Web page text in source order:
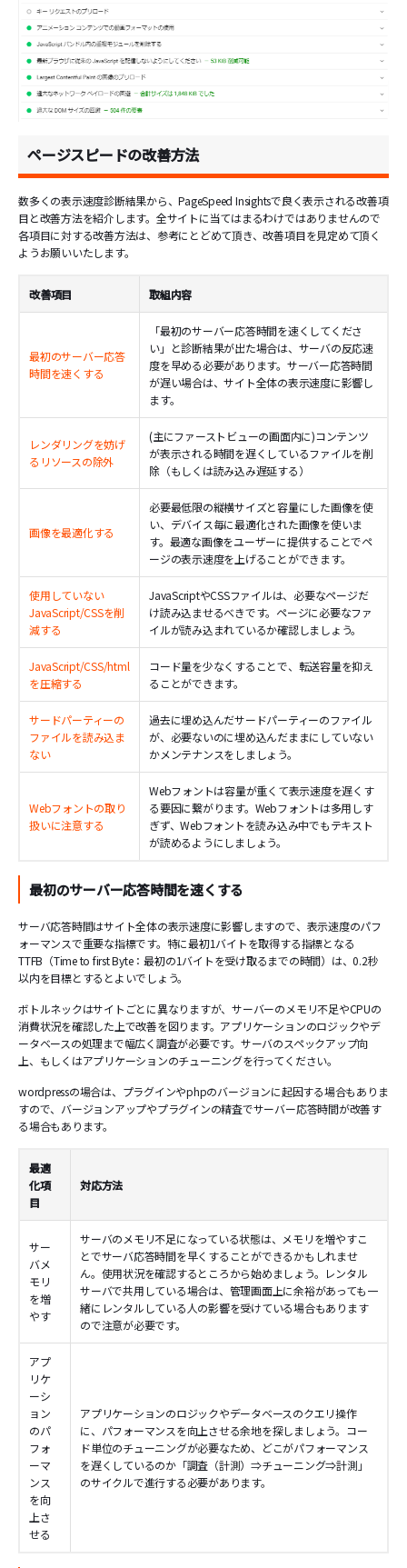
ページスピードの改善方法
数多くの表示速度診断結果から、PageSpeed Insightsで良く表示される改善項
目と改善方法を紹介します。全サイトに当てはまるわけではありませんので
各項目に対する改善方法は、参考にとどめて頂き、改善項目を見定めて頂く
ようお願いいたします。
改善項目 取組内容
最初のサーバー応答
時間を速くする
「最初のサーバー応答時間を速くしてくださ
い」と診断結果が出た場合は、サーバの反応速
度を早める必要があります。サーバー応答時間
が遅い場合は、サイト全体の表示速度に影響し
ます。
レンダリングを妨げ
るリソースの除外
(主にファーストビューの画面内に)コンテンツ
が表示される時間を遅くしているファイルを削
除（もしくは読み込み遅延する）
画像を最適化する
必要最低限の縦横サイズと容量にした画像を使
い、デバイス毎に最適化された画像を使いま
す。最適な画像をユーザーに提供することでペ
ージの表示速度を上げることができます。
使用していない
JavaScript/CSSを削
減する
JavaScriptやCSSファイルは、必要なページだ
け読み込ませるべきです。ページに必要なファ
イルが読み込まれているか確認しましょう。
JavaScript/CSS/html
を圧縮する
コード量を少なくすることで、転送容量を抑え
ることができます。
サードパーティーの
ファイルを読み込ま
ない
過去に埋め込んだサードパーティーのファイル
が、必要ないのに埋め込んだままにしていない
かメンテナンスをしましょう。
Webフォントの取り
扱いに注意する
Webフォントは容量が重くて表示速度を遅くす
る要因に繋がります。Webフォントは多用しす
ぎず、Webフォントを読み込み中でもテキスト
が読めるようにしましょう。
最初のサーバー応答時間を速くする
サーバ応答時間はサイト全体の表示速度に影響しますので、表示速度のパフ
ォーマンスで重要な指標です。特に最初1バイトを取得する指標となる
TTFB（Time to first Byte：最初の1バイトを受け取るまでの時間）は、0.2秒
以内を目標とするとよいでしょう。
ボトルネックはサイトごとに異なりますが、サーバーのメモリ不足やCPUの
消費状況を確認した上で改善を図ります。アプリケーションのロジックやデ
ータベースの処理まで幅広く調査が必要です。サーバのスペックアップ向
上、もしくはアプリケーションのチューニングを行ってください。
wordpressの場合は、プラグインやphpのバージョンに起因する場合もありま
すので、バージョンアップやプラグインの精査でサーバー応答時間が改善す
る場合もあります。
最適
化項
目
対応方法
サー
バメ
モリ
を増
やす
サーバのメモリ不足になっている状態は、メモリを増やすこ
とでサーバ応答時間を早くすることができるかもしれませ
ん。使用状況を確認するところから始めましょう。レンタル
サーバで共用している場合は、管理画面上に余裕があっても一
緒にレンタルしている人の影響を受けている場合もあります
ので注意が必要です。
アプ
リケ
ーシ
ョン
のパ
フォ
ーマ
ンス
を向
上さ
せる
アプリケーションのロジックやデータベースのクエリ操作
に、パフォーマンスを向上させる余地を探しましょう。コー
ド単位のチューニングが必要なため、どこがパフォーマンス
を遅くしているのか「調査（計測）⇒チューニング⇒計測」
のサイクルで進行する必要があります。